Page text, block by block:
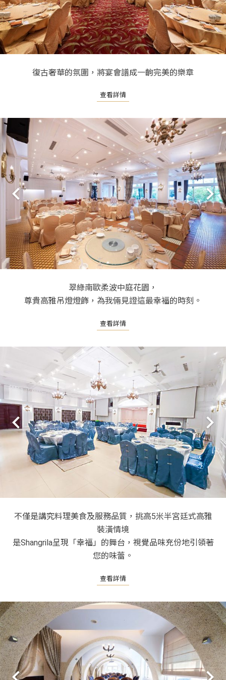
復古奢華的氛圍，將宴會譜成一齣完美的樂章
查看詳情
翠綠南歐柔波中庭花園，
尊貴高雅吊燈燈飾，為我倆見證這最幸福的時刻。
查看詳情
不僅是講究料理美食及服務品質，挑高5米半宮廷式高雅
裝潢情境
是Shangrila呈現「幸福」的舞台，視覺品味充份地引領著
您的味蕾。
查看詳情